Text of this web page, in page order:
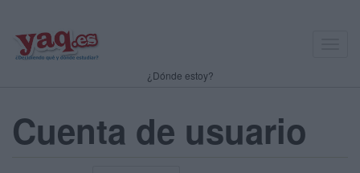
¿Dónde estoy?
Cuenta de usuario